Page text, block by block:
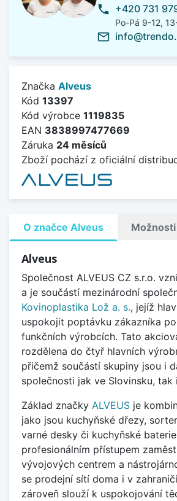
phone +420 731
Po-Pá 9-12,
mail_outline
Značka Alveus
Kód 13397
Kód výrobce 1119835
EAN 3838997477669
Záruka 24 měsíců
Zboží pochází z oficiální
O značce Alveus
Alveus
Společnost ALVEUS CZ s.r.o.
a je součástí mezinárodní
Kovinoplastika Lož a. s., jejíž
uspokojit poptávku zákazníka
funkčních výrobcích. Tato
rozdělena do čtyř hlavních
přičemž součástí skupiny jsou i
společnosti jak ve Slovinsku, tak
Základ značky ALVEUS je
jako jsou kuchyňské dřezy,
varné desky či kuchyňské
profesionálním přístupem
vývojových centrem a
se prodejní sítí doma i v
zároveň slouží k uspokojování